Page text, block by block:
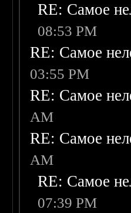
RE: Самое
08:53 PM
RE: Самое
03:55 PM
RE: Самое
AM
RE: Самое
AM
RE: Самое
07:39 PM